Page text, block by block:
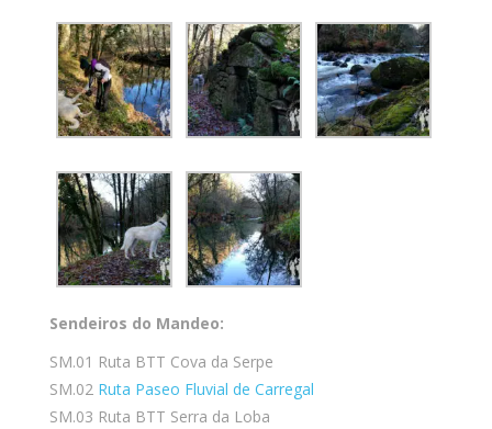
Sendeiros do Mandeo:
SM.01 Ruta BTT Cova da Serpe
SM.02 Ruta Paseo Fluvial de Carregal
SM.03 Ruta BTT Serra da Loba